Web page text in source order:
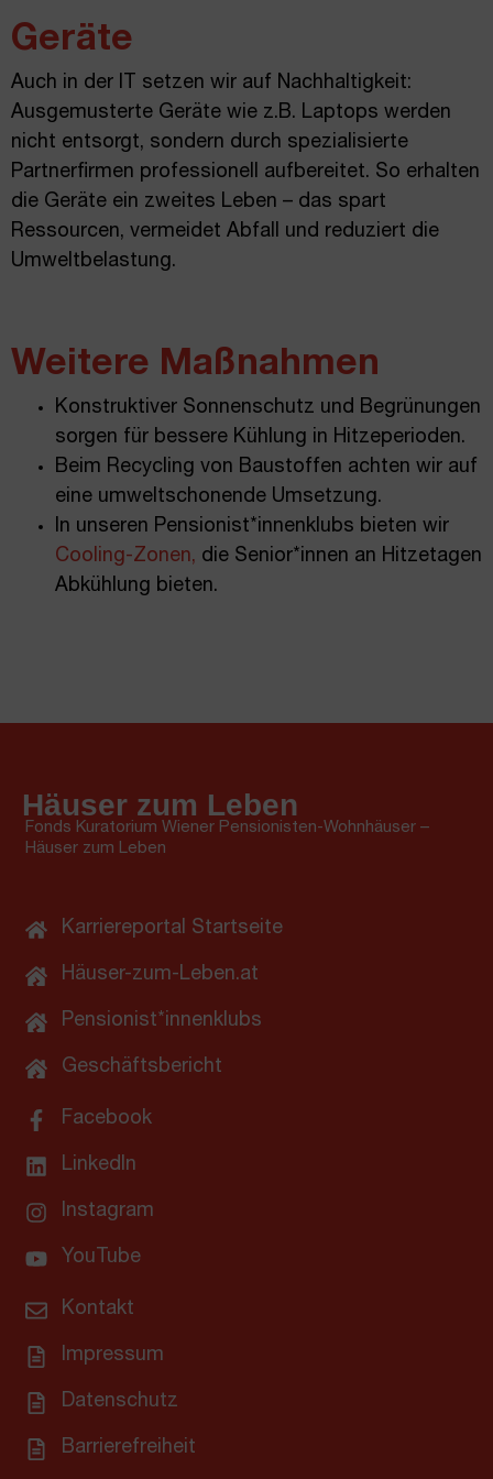
Geräte
Auch in der IT setzen wir auf Nachhaltigkeit:
Ausgemusterte Geräte wie z.B. Laptops werden
nicht entsorgt, sondern durch spezialisierte
Partnerfirmen professionell aufbereitet. So erhalten
die Geräte ein zweites Leben – das spart
Ressourcen, vermeidet Abfall und reduziert die
Umweltbelastung.
Weitere Maßnahmen
Konstruktiver Sonnenschutz und Begrünungen
sorgen für bessere Kühlung in Hitzeperioden.
Beim Recycling von Baustoffen achten wir auf
eine umweltschonende Umsetzung.
In unseren Pensionist*innenklubs bieten wir
Cooling-Zonen, die Senior*innen an Hitzetagen
Abkühlung bieten.
Häuser zum Leben
Fonds Kuratorium Wiener Pensionisten-Wohnhäuser –
Häuser zum Leben
Karriereportal Startseite
Häuser-zum-Leben.at
Pensionist*innenklubs
Geschäftsbericht
Facebook
LinkedIn
Instagram
YouTube
Kontakt
Impressum
Datenschutz
Barrierefreiheit